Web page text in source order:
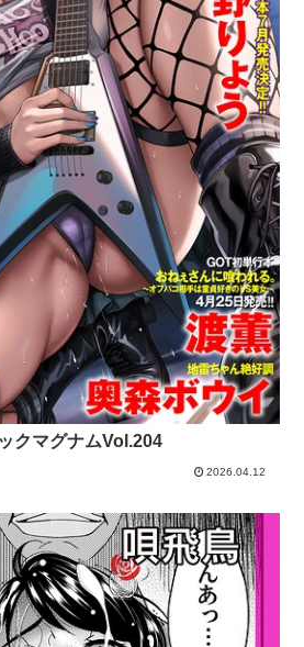
クマグナムVol.204
2026.04.12